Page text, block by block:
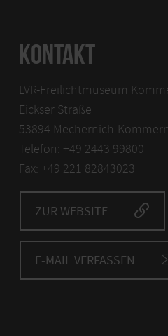
KONTAKT
LVR-Freilichtmuseum
Eickser Straße
53894 Mechernich-Kommern
Telefon: +49 2443 99800
Fax: +49 221 82843023
ZUR WEBSITE
E-MAIL VERFASSEN